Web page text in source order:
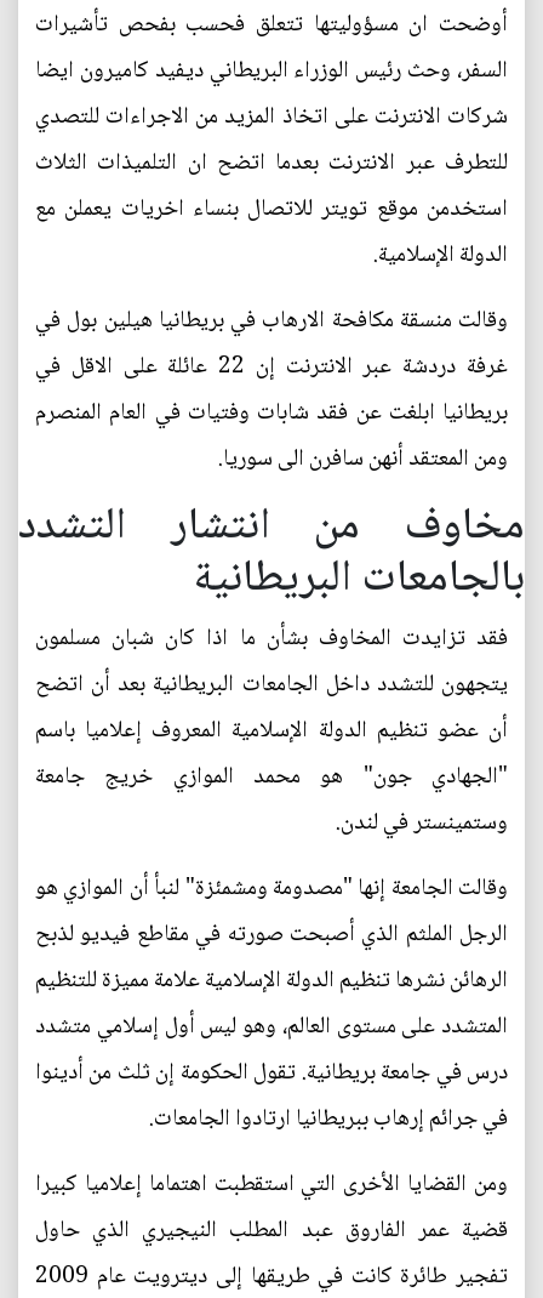
أوضحت ان مسؤوليتها تتعلق فحسب بفحص تأشيرات
السفر، وحث رئيس الوزراء البريطاني ديفيد كاميرون ايضا
شركات الانترنت على اتخاذ المزيد من الاجراءات للتصدي
للتطرف عبر الانترنت بعدما اتضح ان التلميذات الثلاث
استخدمن موقع تويتر للاتصال بنساء اخريات يعملن مع
الدولة الإسلامية.
وقالت منسقة مكافحة الارهاب في بريطانيا هيلين بول في
غرفة دردشة عبر الانترنت إن 22 عائلة على الاقل في
بريطانيا ابلغت عن فقد شابات وفتيات في العام المنصرم
ومن المعتقد أنهن سافرن الى سوريا.
مخاوف من انتشار التشدد
بالجامعات البريطانية
فقد تزايدت المخاوف بشأن ما اذا كان شبان مسلمون
يتجهون للتشدد داخل الجامعات البريطانية بعد أن اتضح
أن عضو تنظيم الدولة الإسلامية المعروف إعلاميا باسم
"الجهادي جون" هو محمد الموازي خريج جامعة
وستمينستر في لندن.
وقالت الجامعة إنها "مصدومة ومشمئزة" لنبأ أن الموازي هو
الرجل الملثم الذي أصبحت صورته في مقاطع فيديو لذبح
الرهائن نشرها تنظيم الدولة الإسلامية علامة مميزة للتنظيم
المتشدد على مستوى العالم، وهو ليس أول إسلامي متشدد
درس في جامعة بريطانية. تقول الحكومة إن ثلث من أدينوا
في جرائم إرهاب ببريطانيا ارتادوا الجامعات.
ومن القضايا الأخرى التي استقطبت اهتماما إعلاميا كبيرا
قضية عمر الفاروق عبد المطلب النيجيري الذي حاول
تفجير طائرة كانت في طريقها إلى ديترويت عام 2009